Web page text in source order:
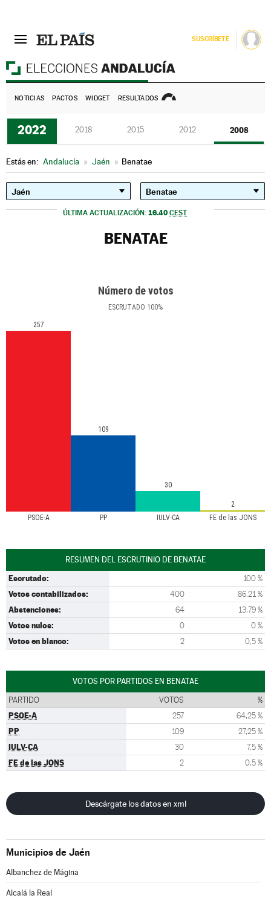
SUSCRÍBETE
NOTICIAS PACTOS WIDGET RESULTADOS
2022 2018 2015 2012 2008
Estás en: Andalucía » Jaén » Benatae
ÚLTIMA ACTUALIZACIÓN: 16.40 CEST
BENATAE
Número de votos
ESCRUTADO 100%
PSOE-A PP IULV-CA FE de las JONS
257
109
30
2
RESUMEN DEL ESCRUTINIO DE BENATAE
Escrutado: 100 %
Votos contabilizados: 400 86,21 %
Abstenciones: 64 13,79 %
Votos nulos: 0 0 %
Votos en blanco: 2 0,5 %
VOTOS POR PARTIDOS EN BENATAE
PARTIDO VOTOS %
PSOE-A 257 64,25 %
PP 109 27,25 %
IULV-CA 30 7,5 %
FE de las JONS 2 0,5 %
Descárgate los datos en xml
Municipios de Jaén
Albanchez de Mágina
Alcalá la Real